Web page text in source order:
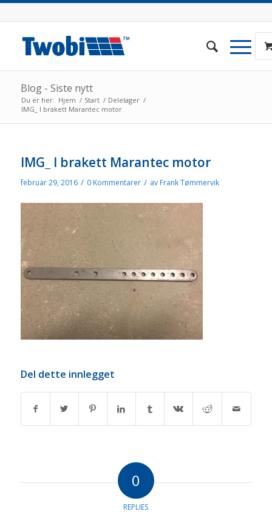
Blog - Siste nytt
Du er her: Hjem / Start / Delelager /
IMG_ I brakett Marantec motor
IMG_ I brakett Marantec motor
februar 29, 2016 / 0 Kommentarer / av Frank Tømmervik
Del dette innlegget
0
REPLIES